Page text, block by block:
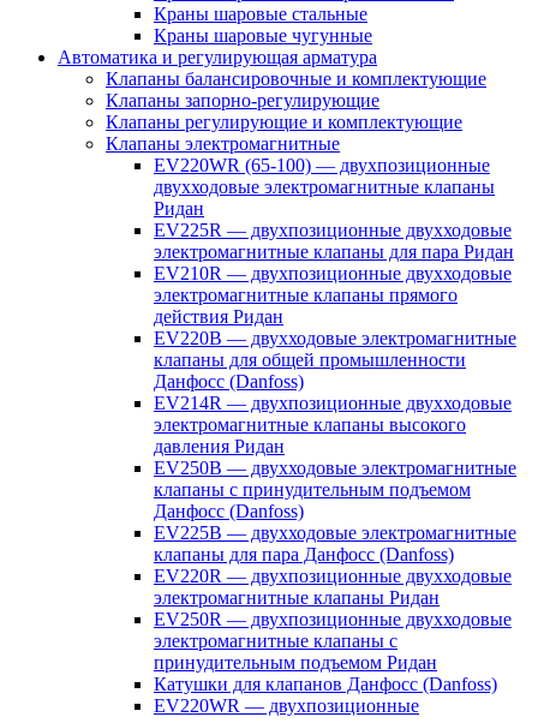
Краны шаровые стальные
Краны шаровые чугунные
Автоматика и регулирующая арматура
Клапаны балансировочные и комплектующие
Клапаны запорно-регулирующие
Клапаны регулирующие и комплектующие
Клапаны электромагнитные
EV220WR (65-100) — двухпозиционные
двухходовые электромагнитные клапаны
Ридан
EV225R — двухпозиционные двухходовые
электромагнитные клапаны для пара Ридан
EV210R — двухпозиционные двухходовые
электромагнитные клапаны прямого
действия Ридан
EV220B — двухходовые электромагнитные
клапаны для общей промышленности
Данфосс (Danfoss)
EV214R — двухпозиционные двухходовые
электромагнитные клапаны высокого
давления Ридан
EV250B — двухходовые электромагнитные
клапаны с принудительным подъемом
Данфосс (Danfoss)
EV225B — двухходовые электромагнитные
клапаны для пара Данфосс (Danfoss)
EV220R — двухпозиционные двухходовые
электромагнитные клапаны Ридан
EV250R — двухпозиционные двухходовые
электромагнитные клапаны с
принудительным подъемом Ридан
Катушки для клапанов Данфосс (Danfoss)
EV220WR — двухпозиционные